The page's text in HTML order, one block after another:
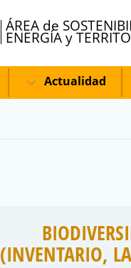
ÁREA de
ENERGÍA y
Actualidad
(INVENTARIO,